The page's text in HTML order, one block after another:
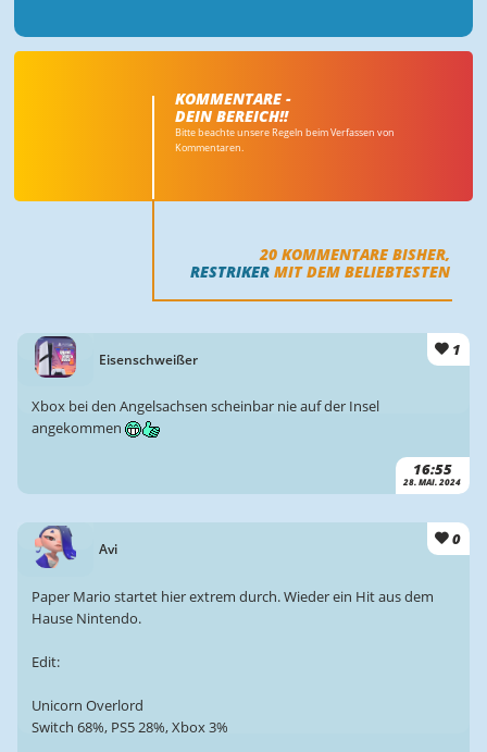
KOMMENTARE -
DEIN BEREICH!!
Bitte beachte unsere Regeln beim Verfassen von
Kommentaren.
20 KOMMENTARE BISHER,
RESTRIKER MIT DEM BELIEBTESTEN
Eisenschweißer
1
16:55
28. MAI. 2024
Xbox bei den Angelsachsen scheinbar nie auf der Insel
angekommen
Avi
0
Paper Mario startet hier extrem durch. Wieder ein Hit aus dem
Hause Nintendo.
Edit:
Unicorn Overlord
Switch 68%, PS5 28%, Xbox 3%